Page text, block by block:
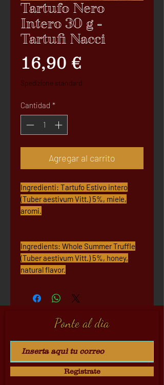
Tartufo Nero
Intero 30 g -
Tartufi Nacci
16,90 €
Spedizione standard
Cantidad *
Agregar al carrito
Ingredienti: Tartufo Estivo intero
(Tuber aestivum Vitt.) 5%, miele,
aromi.
Ingredients: Whole Summer Truffle
(Tuber aestivum Vitt.) 5%, honey,
natural flavor.
Ponte al dìa
Registrate